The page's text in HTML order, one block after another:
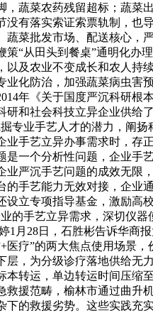
，蔬菜农药残留超标；蔬菜
没有落实索证索票轨制，也
蔬菜批发市场、配送核心，
策“从田头到餐桌”通明化办
以及农业不变成长和农人持
业化防治，加强蔬菜病虫害
年《关于国度严沉科研根
研和社会科技立异企业供给
专业手艺人才的潜力，阐
业手艺立异办事需求时，存
是一个分析性问题，企业手
业严沉手艺问题的成效无限
的手艺能力无效对接，企业
设立专项指导基金，激励高
的手艺立异需求，深切仪
1月28日，石胜彬告诉华商
医疗”的两大焦点使用场景
层，为分级诊疗落地供给无
本转运，单边转运时间压缩
救援范畴，榆林市通过曲升
下的救援劣势。这些实践充